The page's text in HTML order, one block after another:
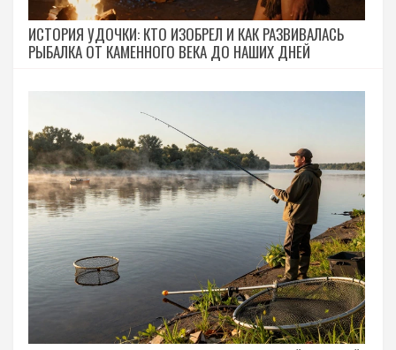
ИСТОРИЯ УДОЧКИ: КТО ИЗОБРЕЛ И КАК РАЗВИВАЛАСЬ
РЫБАЛКА ОТ КАМЕННОГО ВЕКА ДО НАШИХ ДНЕЙ